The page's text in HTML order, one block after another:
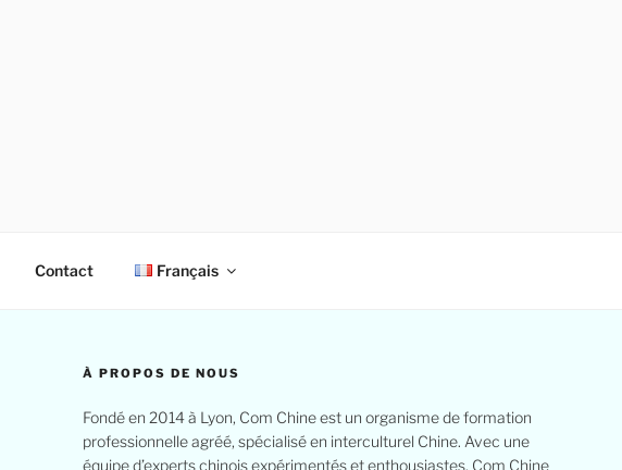
Contact Français
À PROPOS DE NOUS
Fondé en 2014 à Lyon, Com Chine est un organisme de formation
professionnelle agréé, spécialisé en interculturel Chine. Avec une
équipe d’experts chinois expérimentés et enthousiastes, Com Chine